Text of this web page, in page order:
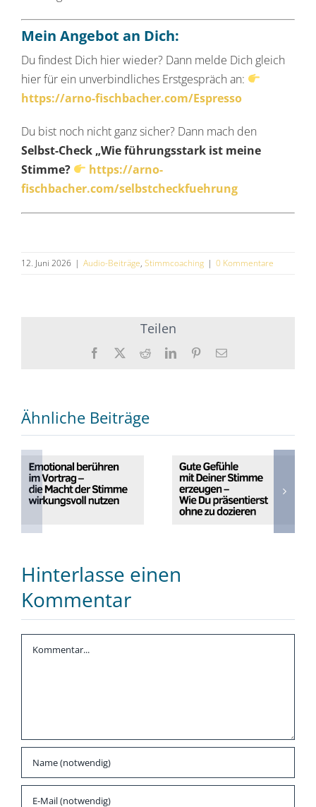
Mein Angebot an Dich:
Du findest Dich hier wieder? Dann melde Dich gleich
hier für ein unverbindliches Erstgespräch an:
https://arno-fischbacher.com/Espresso
Du bist noch nicht ganz sicher? Dann mach den
Selbst-Check „Wie führungsstark ist meine
Stimme?
https://arno-
fischbacher.com/selbstcheckfuehrung
12. Juni 2026 | Audio-Beiträge, Stimmcoaching | 0 Kommentare
Teilen
Facebook RedditLinkedInPinterest
E-
Ähnliche Beiträge
berühren im
Vortrag – die
Macht der
mit Deiner
Stimme
erzeugen – Wie
Du präsentierst
Hinterlasse einen
Kommentar